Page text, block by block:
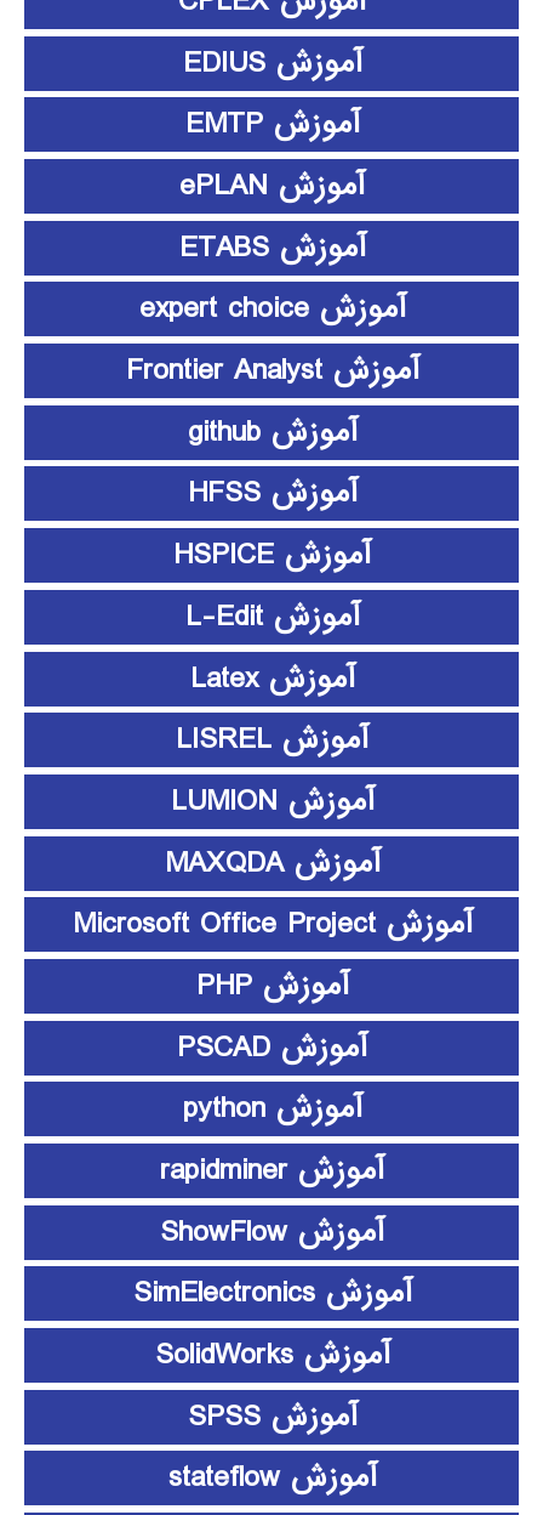
آموزش EDIUS
آموزش EMTP
آموزش ePLAN
آموزش ETABS
آموزش expert choice
آموزش Frontier Analyst
آموزش github
آموزش HFSS
آموزش HSPICE
آموزش L-Edit
آموزش Latex
آموزش LISREL
آموزش LUMION
آموزش MAXQDA
آموزش Microsoft Office Project
آموزش PHP
آموزش PSCAD
آموزش python
آموزش rapidminer
آموزش ShowFlow
آموزش SimElectronics
آموزش SolidWorks
آموزش SPSS
آموزش stateflow